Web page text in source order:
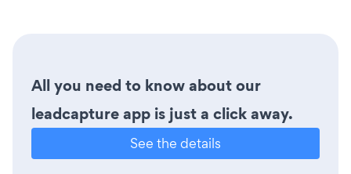
All you need to know about our
leadcapture app is just a click away.
See the details